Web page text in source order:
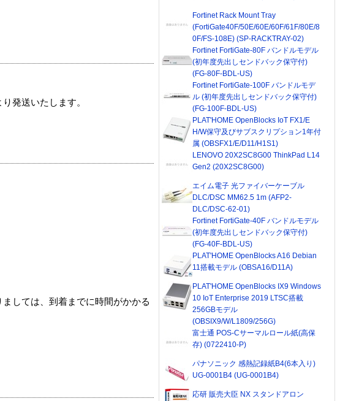
発送いたします。
しては、到着までに時間がかかる
Fortinet Rack Mount Tray
(FortiGate40F/50E/60E/60F/61F/80E/8
0F/FS-108E) (SP-RACKTRAY-02)
Fortinet FortiGate-80F バンドルモデル
(初年度先出しセンドバック保守付)
(FG-80F-BDL-US)
Fortinet FortiGate-100F バンドルモデ
ル (初年度先出しセンドバック保守付)
(FG-100F-BDL-US)
PLAT'HOME OpenBlocks IoT FX1/E
H/W保守及びサブスクリプション1年付
属 (OBSFX1/E/D11/H1S1)
LENOVO 20X2SC8G00 ThinkPad L14
Gen2 (20X2SC8G00)
エイム電子 光ファイバーケーブル
DLC/DSC MM62.5 1m (AFP2-
DLC/DSC-62-01)
Fortinet FortiGate-40F バンドルモデル
(初年度先出しセンドバック保守付)
(FG-40F-BDL-US)
PLAT'HOME OpenBlocks A16 Debian
11搭載モデル (OBSA16/D11A)
PLAT'HOME OpenBlocks IX9 Windows
10 IoT Enterprise 2019 LTSC搭載
256GBモデル
(OBSIX9/W/L1809/256G)
富士通 POS-Cサーマルロール紙(高保
存) (0722410-P)
パナソニック 感熱記録紙B4(6本入り)
UG-0001B4 (UG-0001B4)
応研 販売大臣 NX スタンドアロン